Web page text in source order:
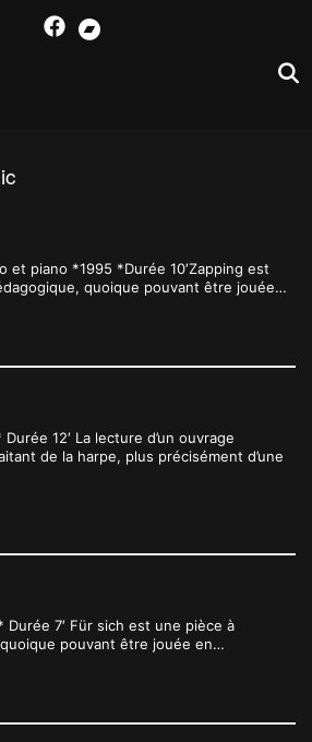
et piano *1995 *Durée 10′Zapping est
quoique pouvant être jouée…
12′ La lecture d’un ouvrage
de la harpe, plus précisément d’une
Durée 7′ Für sich est une pièce à
pouvant être jouée en…